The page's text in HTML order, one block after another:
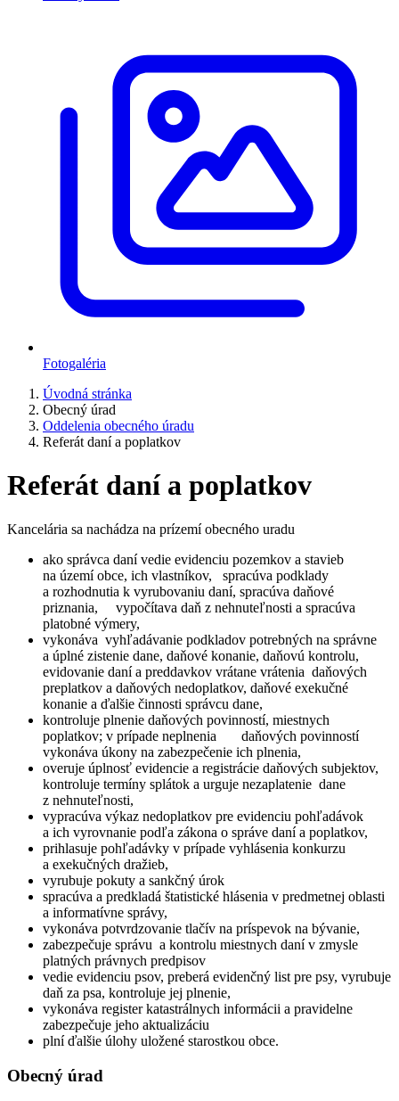
Fotogaléria
Úvodná stránka
Obecný úrad
Oddelenia obecného úradu
Referát daní a poplatkov
Referát daní a poplatkov
Kancelária sa nachádza na prízemí obecného uradu
ako správca daní vedie evidenciu pozemkov a stavieb
na území obce, ich vlastníkov, spracúva podklady
a rozhodnutia k vyrubovaniu daní, spracúva daňové
priznania, vypočítava daň z nehnuteľnosti a spracúva
platobné výmery,
vykonáva vyhľadávanie podkladov potrebných na správne
a úplné zistenie dane, daňové konanie, daňovú kontrolu,
evidovanie daní a preddavkov vrátane vrátenia daňových
preplatkov a daňových nedoplatkov, daňové exekučné
konanie a ďalšie činnosti správcu dane,
kontroluje plnenie daňových povinností, miestnych
poplatkov; v prípade neplnenia daňových povinností
vykonáva úkony na zabezpečenie ich plnenia,
overuje úplnosť evidencie a registrácie daňových subjektov,
kontroluje termíny splátok a urguje nezaplatenie dane
z nehnuteľnosti,
vypracúva výkaz nedoplatkov pre evidenciu pohľadávok
a ich vyrovnanie podľa zákona o správe daní a poplatkov,
prihlasuje pohľadávky v prípade vyhlásenia konkurzu
a exekučných dražieb,
vyrubuje pokuty a sankčný úrok
spracúva a predkladá štatistické hlásenia v predmetnej oblasti
a informatívne správy,
vykonáva potvrdzovanie tlačív na príspevok na bývanie,
zabezpečuje správu a kontrolu miestnych daní v zmysle
platných právnych predpisov
vedie evidenciu psov, preberá evidenčný list pre psy, vyrubuje
daň za psa, kontroluje jej plnenie,
vykonáva register katastrálnych informácii a pravidelne
zabezpečuje jeho aktualizáciu
plní ďalšie úlohy uložené starostkou obce.
Obecný úrad